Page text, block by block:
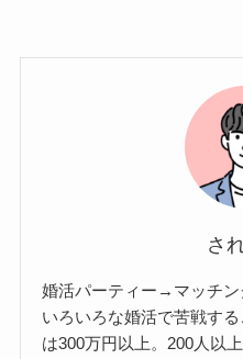
さ
婚活パーティー→マッチン
いろいろな婚活で苦戦す
は300万円以上。200人以